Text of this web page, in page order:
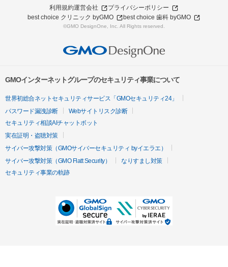
利用規約運営会社
プライバシーポリシー
best choice クリニック byGMO
best choice 歯科 byGMO
©GMO DesignOne, Inc. All Rights reserved.
GMOインターネットグループのセキュリティ事業について
世界初総合ネットセキュリティサービス「GMOセキュリティ24」
パスワード漏洩診断
Webサイトリスク診断
セキュリティ相談AIチャットボット
実在証明・盗聴対策
サイバー攻撃対策（GMOサイバーセキュリティ byイエラエ）
サイバー攻撃対策（GMO Flatt Security）
なりすまし対策
セキュリティ事業の軌跡